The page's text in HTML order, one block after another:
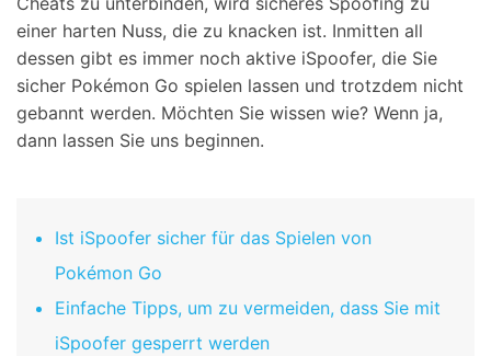
einer harten Nuss, die zu knacken ist. Inmitten all
dessen gibt es immer noch aktive iSpoofer, die Sie
sicher Pokémon Go spielen lassen und trotzdem nicht
gebannt werden. Möchten Sie wissen wie? Wenn ja,
dann lassen Sie uns beginnen.
Ist iSpoofer sicher für das Spielen von
Pokémon Go
Einfache Tipps, um zu vermeiden, dass Sie mit
iSpoofer gesperrt werden